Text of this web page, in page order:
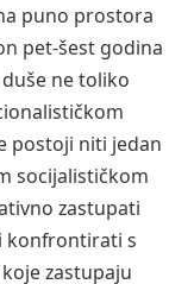
puno prostora
pet-šest godina
ne toliko
postoji niti jedan
socijalističkom
zastupati
konfrontirati s
zastupaju